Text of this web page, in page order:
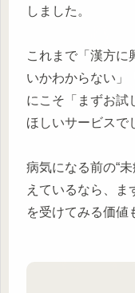
しました。
これまで「漢方に
いかわからない」
にこそ「まずお試
ほしいサービスで
病気になる前の“
えているなら、ま
を受けてみる価値